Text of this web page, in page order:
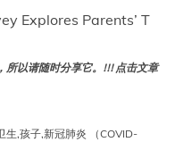
Explores Parents’ T
所以请随时分享它。!!! 点击文章
生,孩子,新冠肺炎 （COVID-